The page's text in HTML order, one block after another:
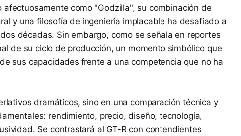
como "Godzilla", su combinación de
y una filosofía de ingeniería implacable ha desafiado a
décadas. Sin embargo, como se señala en reportes
de su ciclo de producción, un momento simbólico que
sus capacidades frente a una competencia que no ha
dramáticos, sino en una comparación técnica y
rendimiento, precio, diseño, tecnología,
Se contrastará al GT-R con contendientes